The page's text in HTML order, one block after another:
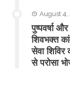
August 4,
पुष्पवर्षा
शिवभक्त
सेवा
से परोसा